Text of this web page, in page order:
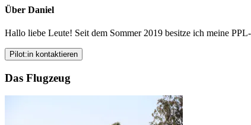
Über Daniel
Hallo liebe Leute! Seit dem Sommer 2019 besitze ich meine
Pilot:in kontaktieren
Das Flugzeug